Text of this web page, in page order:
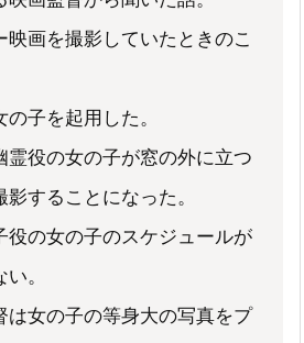
映画を撮影していたときのこ
子を起用した。
霊役の女の子が窓の外に立つ
することになった。
役の女の子のスケジュールが
。
は女の子の等身大の写真をプ